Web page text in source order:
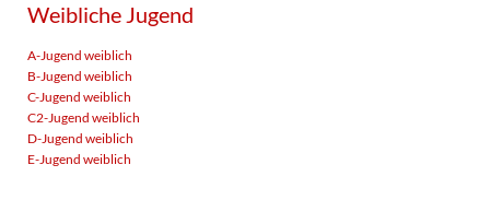
Weibliche Jugend
A-Jugend weiblich
B-Jugend weiblich
C-Jugend weiblich
C2-Jugend weiblich
D-Jugend weiblich
E-Jugend weiblich